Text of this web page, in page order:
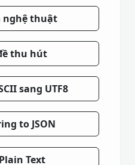
nghệ thuật
thu hút
sang UTF8
to JSON
Text